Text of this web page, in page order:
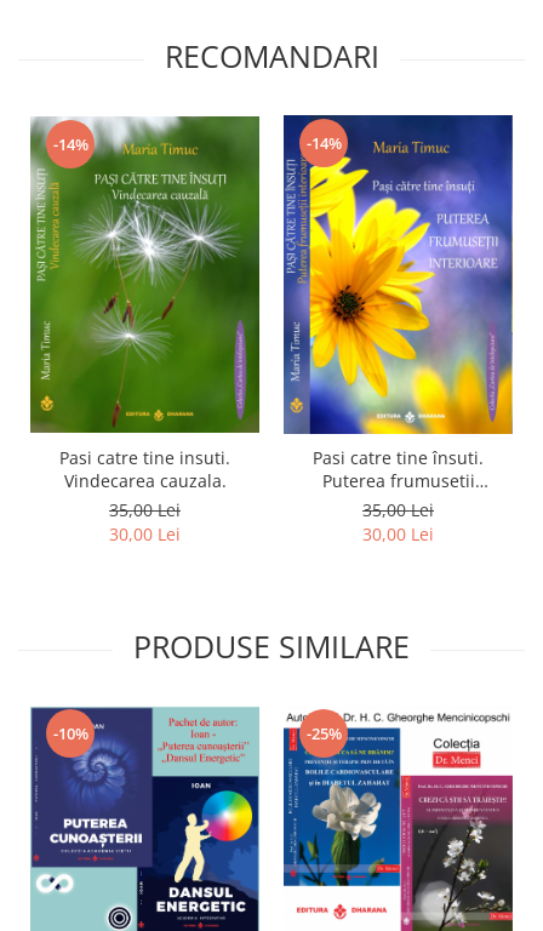
RECOMANDARI
-14%
Pasi catre tine insuti.
Vindecarea cauzala.
35,00 Lei
30,00 Lei
-14%
Pasi catre tine însuti.
Puterea frumusetii
interioare
35,00 Lei
30,00 Lei
PRODUSE SIMILARE
-10% -25%